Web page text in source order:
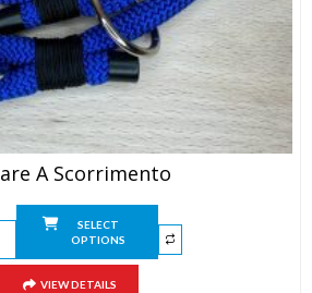
A Scorrimento
SELECT
OPTIONS
VIEW DETAILS